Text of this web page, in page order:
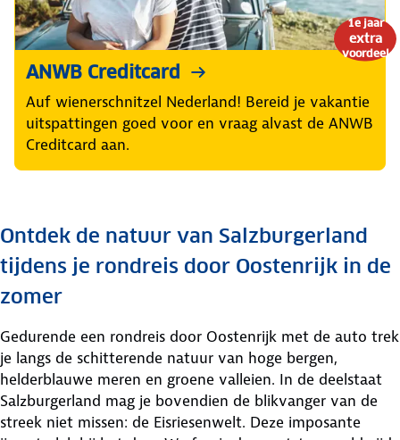
1e jaar
extra
voordeel
ANWB Creditcard
Auf wienerschnitzel Nederland! Bereid je vakantie
uitspattingen goed voor en vraag alvast de ANWB
Creditcard aan.
Ontdek de natuur van Salzburgerland
tijdens je rondreis door Oostenrijk in de
zomer
Gedurende een rondreis door Oostenrijk met de auto trek
je langs de schitterende natuur van hoge bergen,
helderblauwe meren en groene valleien. In de deelstaat
Salzburgerland mag je bovendien de blikvanger van de
streek niet missen: de Eisriesenwelt. Deze imposante